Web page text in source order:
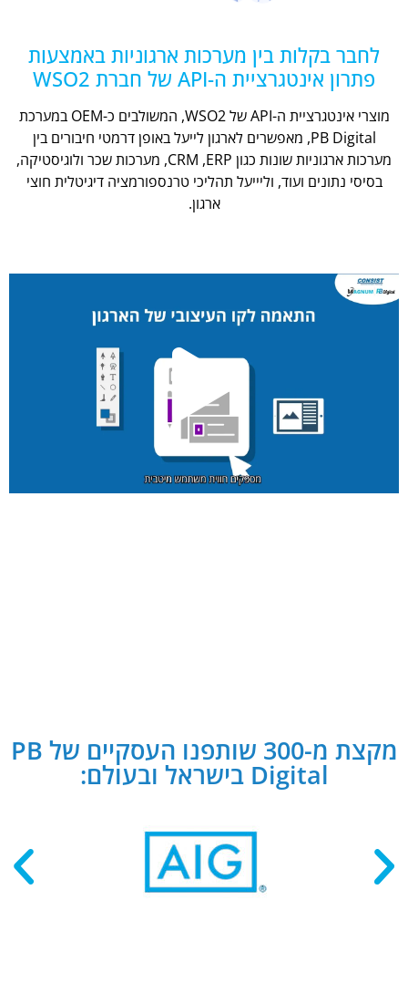
לחבר בקלות בין מערכות ארגוניות באמצעות
פתרון אינטגרציית ה-API של חברת WSO2
מוצרי אינטגרציית ה-API של WSO2, המשולבים כ-OEM במערכת
PB Digital, מאפשרים לארגון לייעל באופן דרמטי חיבורים בין
מערכות ארגוניות שונות כגון CRM ,ERP, מערכות שכר ולוגיסטיקה,
בסיסי נתונים ועוד, וליייעל תהליכי טרנספורמציה דיגיטלית חוצי
ארגון.
מקצת מ-300 שותפנו העסקיים של PB
Digital בישראל ובעולם: